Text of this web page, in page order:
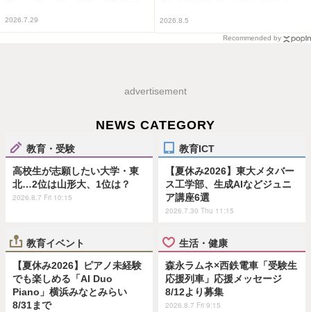
2026.7.29 2026.8.5
Recommended by
advertisement
NEWS CATEGORY
教育・受験
高校生が志願したい大学・東
北…2位は山形大、1位は？
2026.8.7 Fri 10:15
教育ICT
【夏休み2026】東大メタバー
ス工学部、生成AIなどジュニ
ア講座6選
2026.7.30 Thu 11:15
教育イベント
【夏休み2026】ピアノ未経験
でも楽しめる「AI Duo
Piano」横浜みなとみらい
8/31まで
生活・健康
森永ラムネ×西鉄電車「受験生
応援列車」応援メッセージ
8/12より募集
2026.8.7 Fri 9:15